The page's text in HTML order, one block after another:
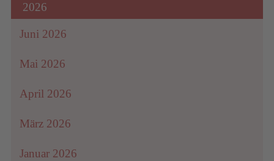
2026
Juni 2026
Mai 2026
April 2026
März 2026
Januar 2026